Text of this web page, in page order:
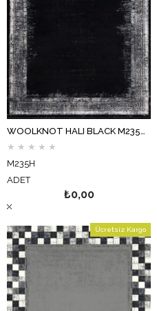
WOOLKNOT HALI BLACK M235H SİYAH
★ ★ ★ ★ ★
M235H
ADET
₺0,00
Ücretsiz Kargo